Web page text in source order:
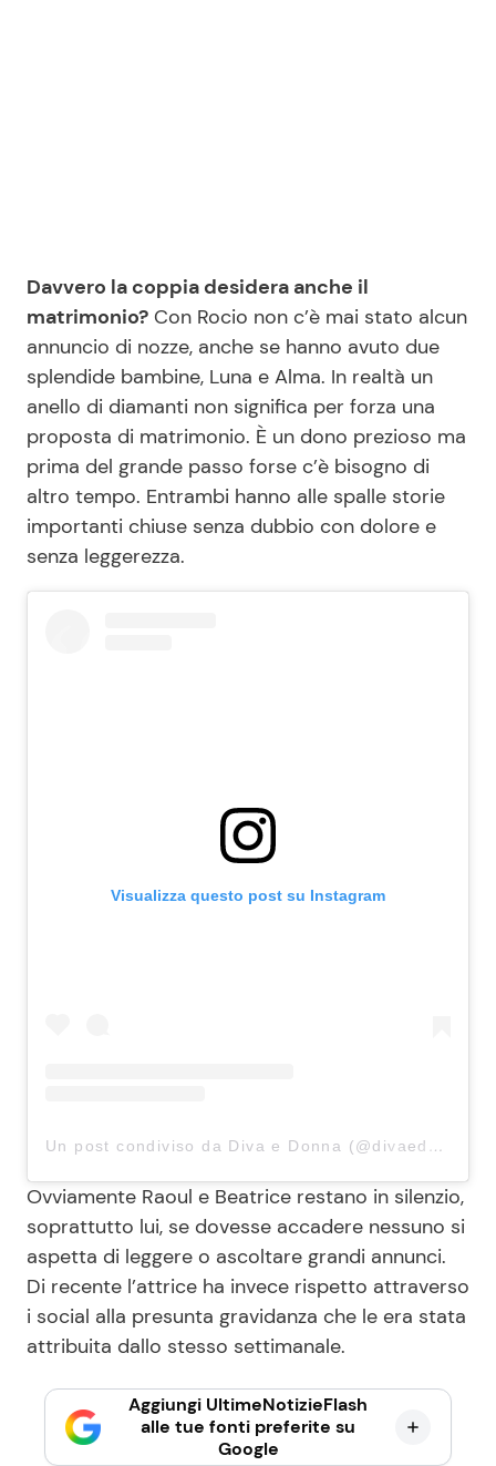
Davvero la coppia desidera anche il
matrimonio? Con Rocio non c’è mai stato alcun
annuncio di nozze, anche se hanno avuto due
splendide bambine, Luna e Alma. In realtà un
anello di diamanti non significa per forza una
proposta di matrimonio. È un dono prezioso ma
prima del grande passo forse c’è bisogno di
altro tempo. Entrambi hanno alle spalle storie
importanti chiuse senza dubbio con dolore e
senza leggerezza.
Visualizza questo post su Instagram
Un post condiviso da Diva e Donna (@divaedonna_settimanale)
Ovviamente Raoul e Beatrice restano in silenzio,
soprattutto lui, se dovesse accadere nessuno si
aspetta di leggere o ascoltare grandi annunci.
Di recente l’attrice ha invece rispetto attraverso
i social alla presunta gravidanza che le era stata
attribuita dallo stesso settimanale.
Aggiungi UltimeNotizieFlash
alle tue fonti preferite su
Google